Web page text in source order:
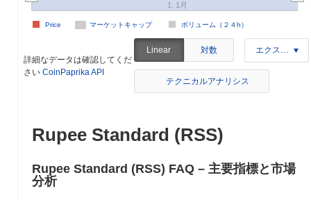
マーケットキャップ ボリューム（２４h）
Price
1. 1月
詳細なデータは確認してくだ
さい CoinPaprika API
Linear 対数 エクスポート
テクニカルアナリシス
Rupee Standard (RSS)
Rupee Standard (RSS) FAQ – 主要指標と市場
分析